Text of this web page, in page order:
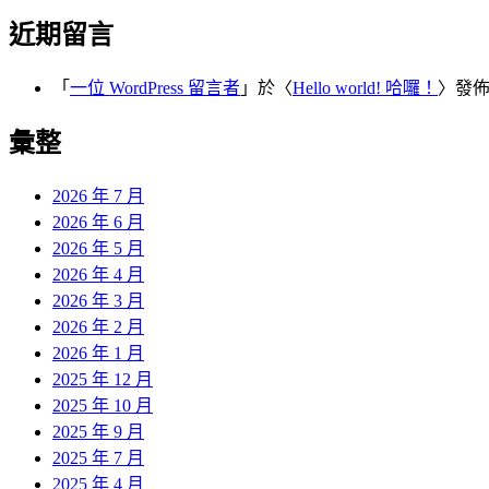
近期留言
「 一位 WordPress 留言者 」於〈Hello world! 哈囉！ 〉發
彙整
2026 年 7 月
2026 年 6 月
2026 年 5 月
2026 年 4 月
2026 年 3 月
2026 年 2 月
2026 年 1 月
2025 年 12 月
2025 年 10 月
2025 年 9 月
2025 年 7 月
2025 年 4 月